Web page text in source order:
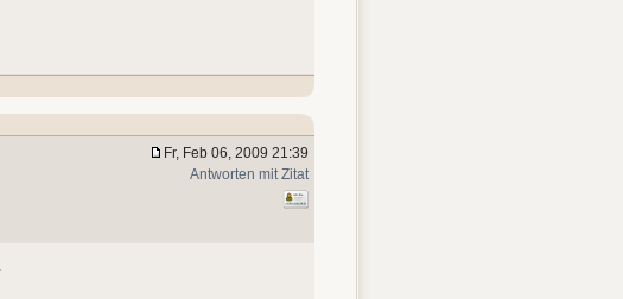
Fr, Feb 06, 2009 21:39
Antworten mit Zitat